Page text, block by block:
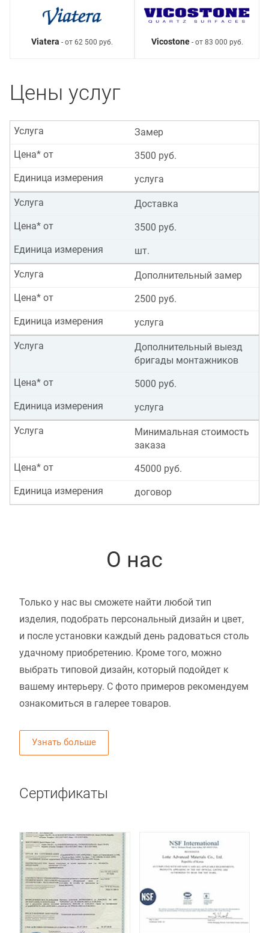
Viatera - от 62 500 руб. Vicostone- от 83 000 руб.
Цены услуг
Замер
Услуга
3500 руб.
Цена* от
услуга
Единица измерения
Доставка
Услуга
3500 руб.
Цена* от
шт.
Единица измерения
Дополнительный замер
Услуга
2500 руб.
Цена* от
услуга
Единица измерения
Дополнительный выезд
бригады монтажников
Услуга
5000 руб.
Цена* от
услуга
Единица измерения
Минимальная стоимость
заказа
Услуга
45000 руб.
Цена* от
договор
Единица измерения
О нас
Только у нас вы сможете найти любой тип
изделия, подобрать персональный дизайн и цвет,
и после установки каждый день радоваться столь
удачному приобретению. Кроме того, можно
выбрать типовой дизайн, который подойдет к
вашему интерьеру. С фото примеров рекомендуем
ознакомиться в галерее товаров.
Узнать больше
Сертификаты